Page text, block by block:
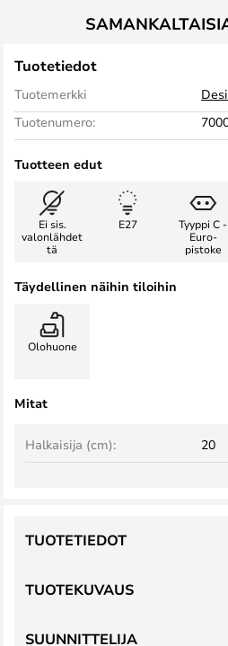
Tuotetiedot
Tuotemerkki
Tuotenumero:
Tuotteen edut
Ei sis.
valonlähdet
tä
E27
Tyyppi C -
Euro-
pistoke
Täydellinen näihin tiloihin
Olohuone
Mitat
Halkaisija (cm): 20
TUOTEKUVAUS
TUOTETIEDOT
SUUNNITTELIJA